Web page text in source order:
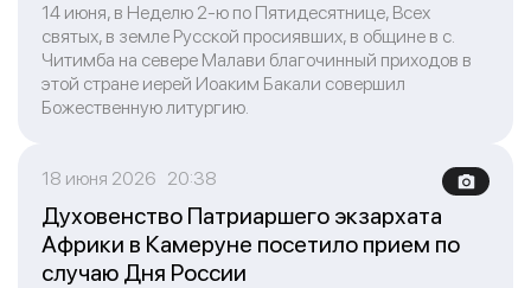
14 июня, в Неделю 2-ю по Пятидесятнице, Всех
святых, в земле Русской просиявших, в общине в с.
Читимба на севере Малави благочинный приходов в
этой стране иерей Иоаким Бакали совершил
Божественную литургию.
18 июня 2026 20:38
Духовенство Патриаршего экзархата
Африки в Камеруне посетило прием по
случаю Дня России